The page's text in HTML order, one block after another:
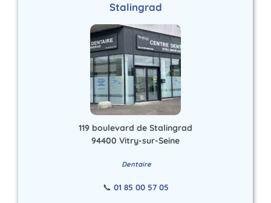
Stalingrad
119 boulevard de Stalingrad
94400 Vitry-sur-Seine
Dentaire
📞 01 85 00 57 05